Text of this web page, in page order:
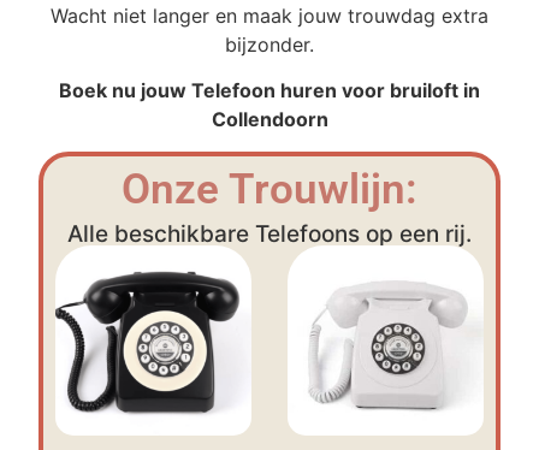
Wacht niet langer en maak jouw trouwdag extra
bijzonder.
Boek nu jouw Telefoon huren voor bruiloft in
Collendoorn
Onze Trouwlijn:
Alle beschikbare Telefoons op een rij.